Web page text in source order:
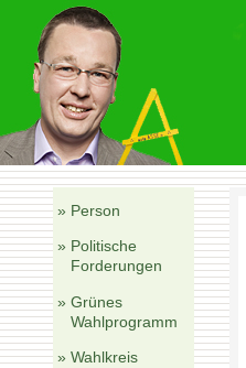
» Person
» Politische
Forderungen
» Grünes
Wahlprogramm
» Wahlkreis